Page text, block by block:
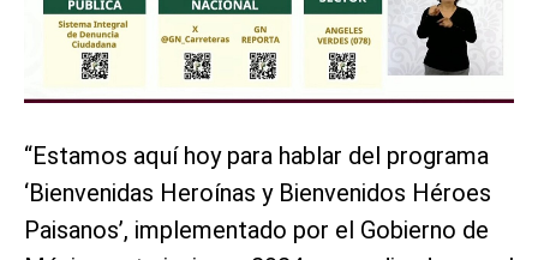
“Estamos aquí hoy para hablar del programa
‘Bienvenidas Heroínas y Bienvenidos Héroes
Paisanos’, implementado por el Gobierno de